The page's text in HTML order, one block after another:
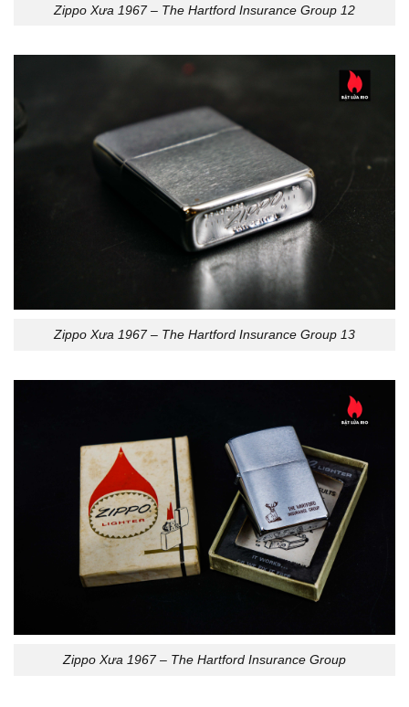
Zippo Xưa 1967 – The Hartford Insurance Group 12
Zippo Xưa 1967 – The Hartford Insurance Group 13
Zippo Xưa 1967 – The Hartford Insurance Group